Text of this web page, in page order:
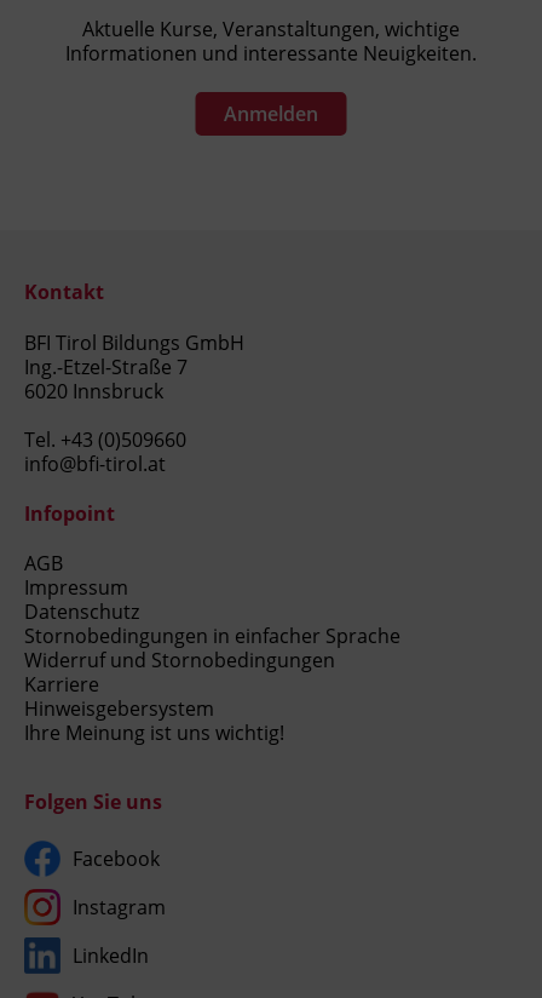
Aktuelle Kurse, Veranstaltungen, wichtige
Informationen und interessante Neuigkeiten.
Anmelden
Kontakt
BFI Tirol Bildungs GmbH
Ing.-Etzel-Straße 7
6020 Innsbruck
Tel. +43 (0)509660
info@bfi-tirol.at
Infopoint
AGB
Impressum
Datenschutz
Stornobedingungen in einfacher Sprache
Widerruf und Stornobedingungen
Karriere
Hinweisgebersystem
Ihre Meinung ist uns wichtig!
Folgen Sie uns
Facebook
Instagram
LinkedIn